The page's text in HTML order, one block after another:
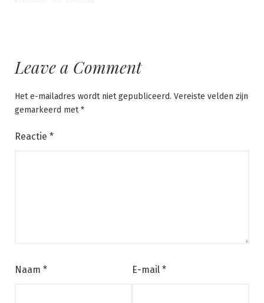
Leave a Comment
Het e-mailadres wordt niet gepubliceerd. Vereiste velden zijn
gemarkeerd met*
Reactie *
Naam * E-mail *